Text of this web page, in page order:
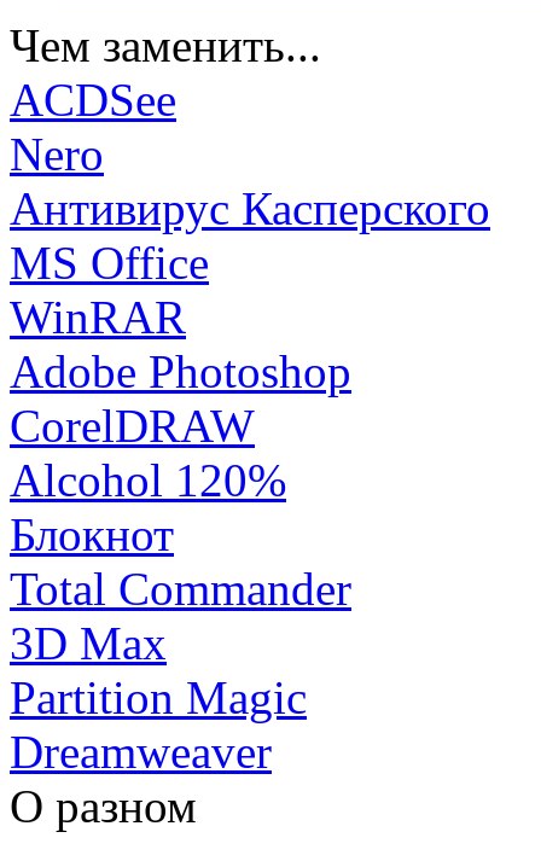
Чем заменить...
ACDSee
Nero
Антивирус Касперского
MS Office
WinRAR
Adobe Photoshop
CorelDRAW
Alcohol 120%
Блокнот
Total Commander
3D Max
Partition Magic
Dreamweaver
О разном